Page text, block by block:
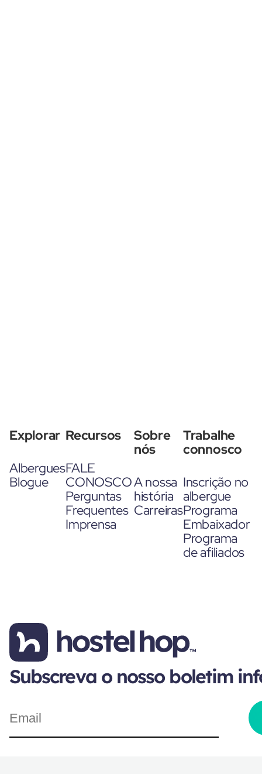
Explorar
Albergues
Blogue
Recursos
FALE
CONOSCO
Perguntas
Frequentes
Imprensa
Sobre
nós
A nossa
história
Carreiras
Trabalhe
connosco
Inscrição no
albergue
Programa
Embaixador
Programa
de afiliados
Subscreva o nosso boletim